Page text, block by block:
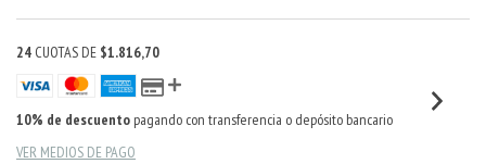
24 CUOTAS DE $1.816,70
10% de descuento pagando con transferencia o depósito bancario
VER MEDIOS DE PAGO